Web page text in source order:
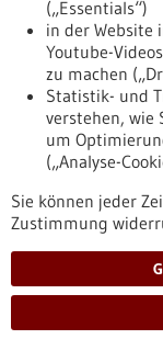
Nach oben
Informiert
Newsletter
(„Essentials“)
in der
Youtube-
zu machen
Statistik- und
verstehen, wie
um
(„Analyse-
Sie können jeder
Zustimmung